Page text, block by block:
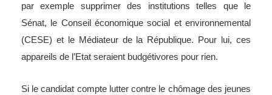
par exemple supprimer des institutions telles que le
Sénat, le Conseil économique social et environnemental
(CESE) et le Médiateur de la République. Pour lui, ces
appareils de l’Etat seraient budgétivores pour rien.
Si le candidat compte lutter contre le chômage des jeunes